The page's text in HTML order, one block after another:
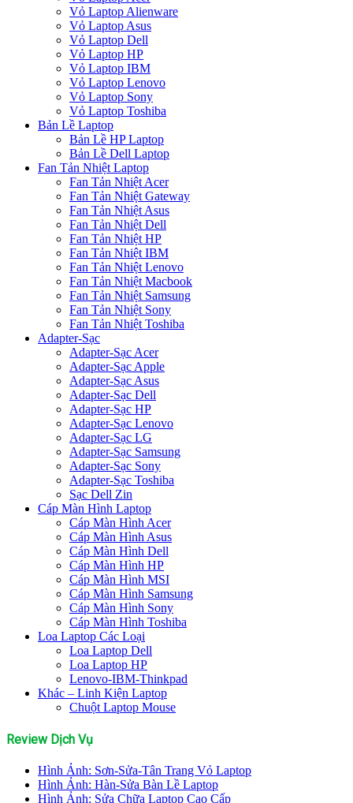
Vỏ Laptop Alienware
Vỏ Laptop Asus
Vỏ Laptop Dell
Vỏ Laptop HP
Vỏ Laptop IBM
Vỏ Laptop Lenovo
Vỏ Laptop Sony
Vỏ Laptop Toshiba
Bản Lề Laptop
Bản Lề HP Laptop
Bản Lề Dell Laptop
Fan Tản Nhiệt Laptop
Fan Tản Nhiệt Acer
Fan Tản Nhiệt Gateway
Fan Tản Nhiệt Asus
Fan Tản Nhiệt Dell
Fan Tản Nhiệt HP
Fan Tản Nhiệt IBM
Fan Tản Nhiệt Lenovo
Fan Tản Nhiệt Macbook
Fan Tản Nhiệt Samsung
Fan Tản Nhiệt Sony
Fan Tản Nhiệt Toshiba
Adapter-Sạc
Adapter-Sạc Acer
Adapter-Sạc Apple
Adapter-Sạc Asus
Adapter-Sạc Dell
Adapter-Sạc HP
Adapter-Sạc Lenovo
Adapter-Sạc LG
Adapter-Sạc Samsung
Adapter-Sạc Sony
Adapter-Sạc Toshiba
Sạc Dell Zin
Cáp Màn Hình Laptop
Cáp Màn Hình Acer
Cáp Màn Hình Asus
Cáp Màn Hình Dell
Cáp Màn Hình HP
Cáp Màn Hình MSI
Cáp Màn Hình Samsung
Cáp Màn Hình Sony
Cáp Màn Hình Toshiba
Loa Laptop Các Loại
Loa Laptop Dell
Loa Laptop HP
Lenovo-IBM-Thinkpad
Khác – Linh Kiện Laptop
Chuột Laptop Mouse
Review Dịch Vụ
Hình Ảnh: Sơn-Sửa-Tân Trang Vỏ Laptop
Hình Ảnh: Hàn-Sửa Bàn Lề Laptop
Hình Ảnh: Sửa Chữa Laptop Cao Cấp